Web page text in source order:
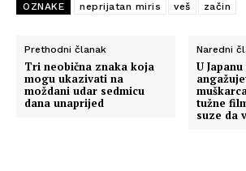
OZNAKE neprijatan miris veš začin
Prethodni članak
Tri neobična znaka koja
mogu ukazivati na
moždani udar sedmicu
dana unaprijed
Naredni
U
tužne
suze da